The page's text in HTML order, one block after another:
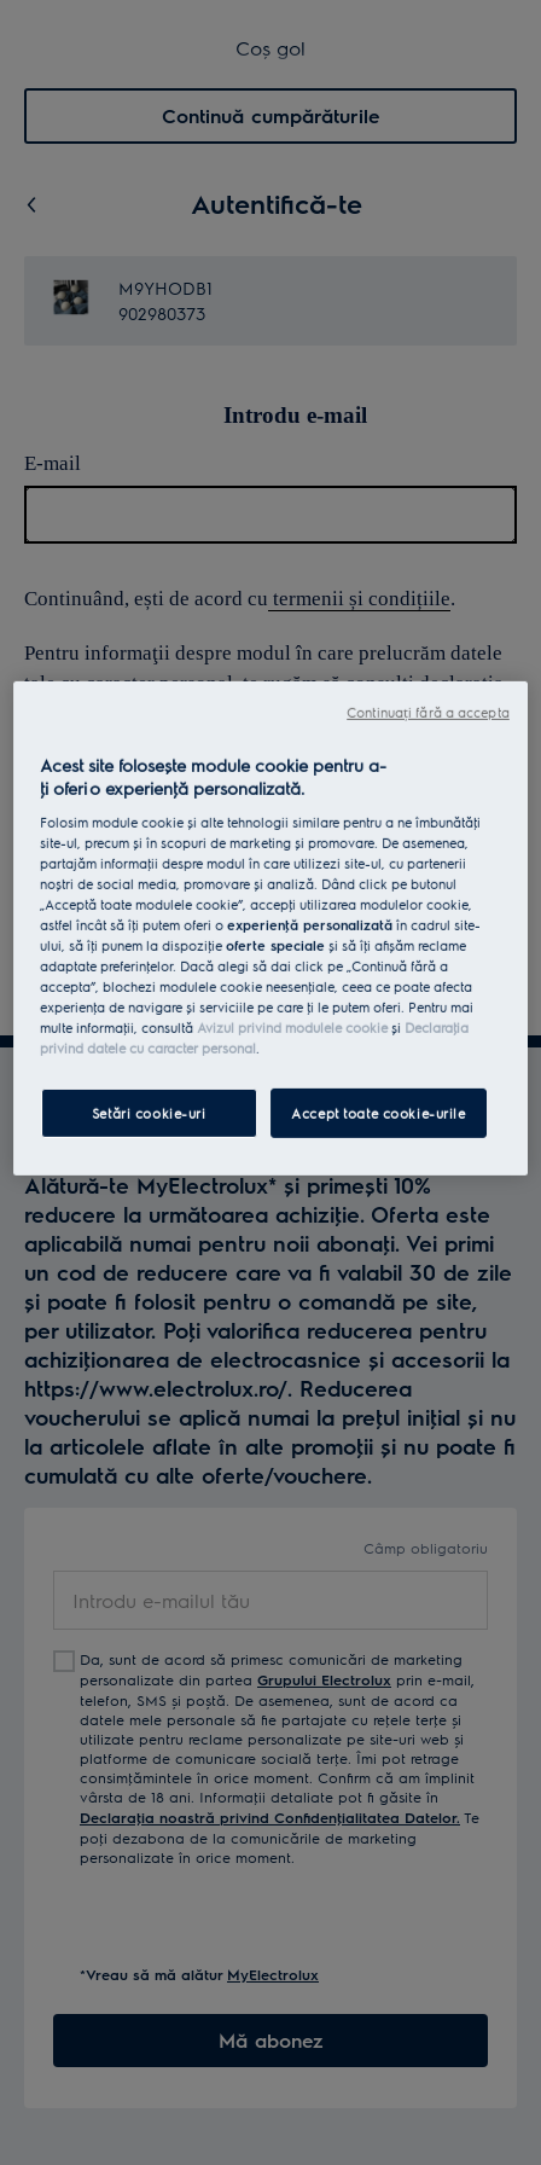
Menu 0
Coș de cumpărături
Coș gol
Continuă cumpărăturile
Autentifică-te
M9YHODB1
902980373
Introdu e-mail
E-mail
Continuând, ești de acord cu termenii și condițiile.
Pentru informaţii despre modul în care prelucrăm datele
tale cu caracter personal, te rugăm să consulţi declaraţia
Profită la maxim de
Electrolux
Alătură-te MyElectrolux* și primești 10%
reducere la următoarea achiziţie. Oferta este
aplicabilă numai pentru noii abonaţi. Vei primi
un cod de reducere care va fi valabil 30 de zile
și poate fi folosit pentru o comandă pe site,
per utilizator. Poţi valorifica reducerea pentru
achiziţionarea de electrocasnice și accesorii la
https://www.electrolux.ro/. Reducerea
voucherului se aplică numai la preţul iniţial și nu
la articolele aflate în alte promoţii și nu poate fi
cumulată cu alte oferte/vouchere.
Câmp obligatoriu
Da, sunt de acord să primesc comunicări de marketing
personalizate din partea Grupului Electrolux prin e-mail,
telefon, SMS și poștă. De asemenea, sunt de acord ca
datele mele personale să fie partajate cu reţele terţe și
utilizate pentru reclame personalizate pe site-uri web și
platforme de comunicare socială terţe. Îmi pot retrage
consimţămintele în orice moment. Confirm că am împlinit
vârsta de 18 ani. Informaţii detaliate pot fi găsite în
Declaraţia noastră privind Confidenţialitatea Datelor. Te
poţi dezabona de la comunicările de marketing
personalizate în orice moment.
*Vreau să mă alătur MyElectrolux
Mă abonez
Acest site folosește module cookie pentru a-
ţi oferi o experienţă personalizată.
Folosim module cookie și alte tehnologii similare pentru a ne îmbunătăţi
site-ul, precum și în scopuri de marketing și promovare. De asemenea,
partajăm informaţii despre modul în care utilizezi site-ul, cu partenerii
noștri de social media, promovare și analiză. Dând click pe butonul
„Acceptă toate modulele cookie”, accepţi utilizarea modulelor cookie,
astfel încât să îţi putem oferi oexperienţă personalizată în cadrul site-
ului, să îţi punem la dispoziţieoferte speciale și să îţi afișăm reclame
adaptate preferinţelor. Dacă alegi să dai click pe „Continuă fără a
accepta”, blochezi modulele cookie neesenţiale, ceea ce poate afecta
experienţa de navigare și serviciile pe care ţi le putem oferi. Pentru mai
multe informaţii, consultă Avizul privind modulele cookieși Declaraţia
privind datele cu caracter personal.
Setări cookie-uri Accept toate cookie-urile
Continuați fără a accepta